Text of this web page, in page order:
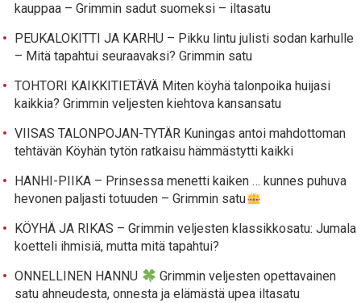
kauppaa – Grimmin sadut suomeksi – iltasatu
PEUKALOKITTI JA KARHU – Pikku lintu julisti sodan karhulle
– Mitä tapahtui seuraavaksi? Grimmin satu
TOHTORI KAIKKITIETÄVÄ Miten köyhä talonpoika huijasi
kaikkia? Grimmin veljesten kiehtova kansansatu
VIISAS TALONPOJAN-TYTÄR Kuningas antoi mahdottoman
tehtävän Köyhän tytön ratkaisu hämmästytti kaikki
HANHI-PIIKA – Prinsessa menetti kaiken … kunnes puhuva
hevonen paljasti totuuden – Grimmin satu
KÖYHÄ JA RIKAS – Grimmin veljesten klassikkosatu: Jumala
koetteli ihmisiä, mutta mitä tapahtui?
ONNELLINEN HANNU
Grimmin veljesten opettavainen
satu ahneudesta, onnesta ja elämästä upea iltasatu